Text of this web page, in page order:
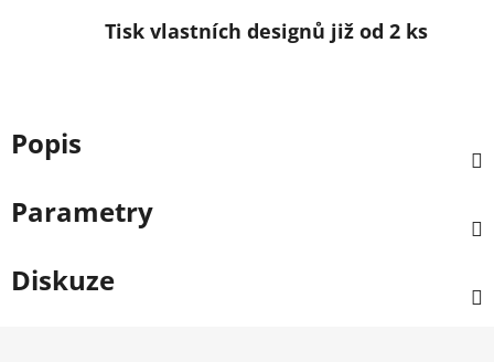
Tisk vlastních designů již od 2 ks
Popis
Parametry
Diskuze